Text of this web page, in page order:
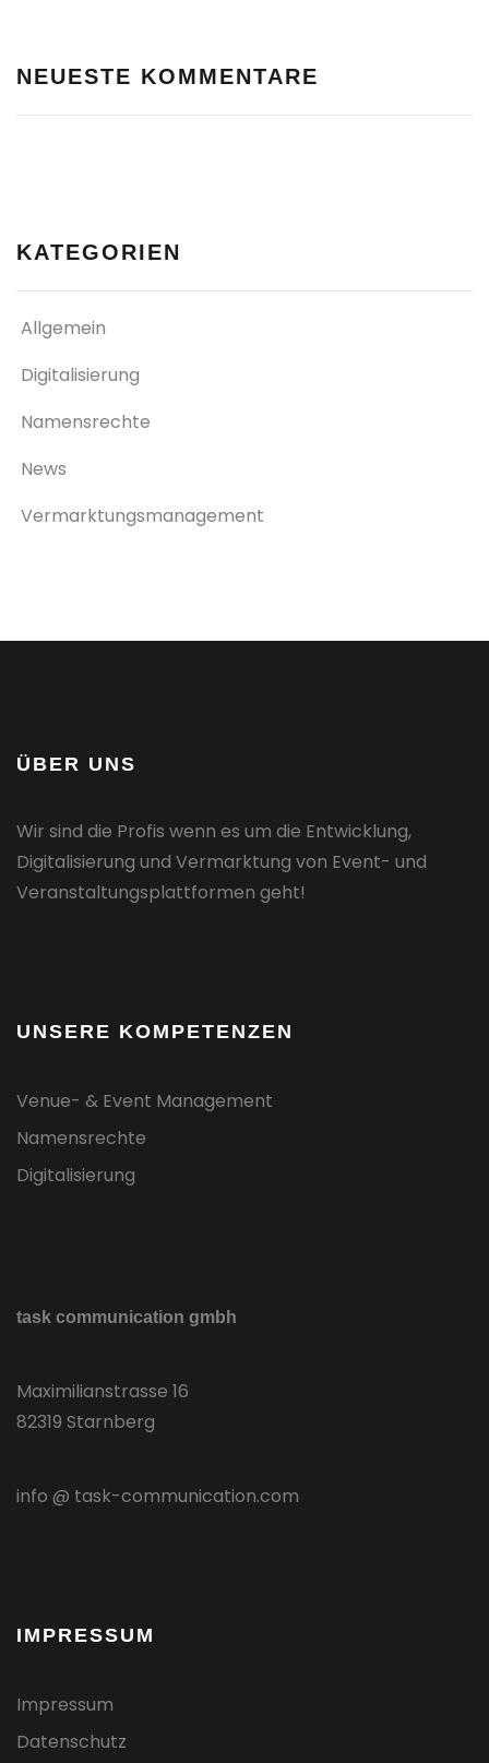
NEUESTE KOMMENTARE
KATEGORIEN
Allgemein
Digitalisierung
Namensrechte
News
Vermarktungsmanagement
ÜBER UNS
Wir sind die Profis wenn es um die Entwicklung,
Digitalisierung und Vermarktung von Event- und
Veranstaltungsplattformen geht!
UNSERE KOMPETENZEN
Venue- & Event Management
Namensrechte
Digitalisierung
task communication gmbh
Maximilianstrasse 16
82319 Starnberg
info @ task-communication.com
IMPRESSUM
Impressum
Datenschutz